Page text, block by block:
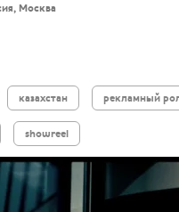
Москва
казахстан рекламный
showreel